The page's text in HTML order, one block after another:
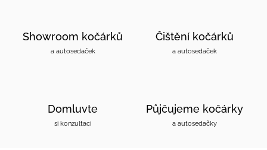
Showroom kočárků
a autosedaček
Čištění kočárků
a autosedaček
Domluvte
si konzultaci
Půjčujeme kočárky
a autosedačky